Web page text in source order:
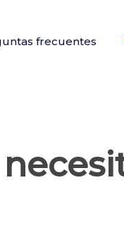
frecuentes